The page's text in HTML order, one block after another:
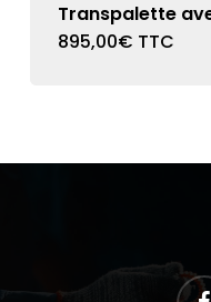
Transpalette
895,00€ TTC